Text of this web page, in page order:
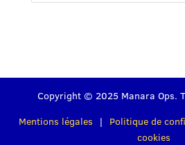
Copyright © 2025 Manara Ops.
Mentions légales | Politique de
cookies